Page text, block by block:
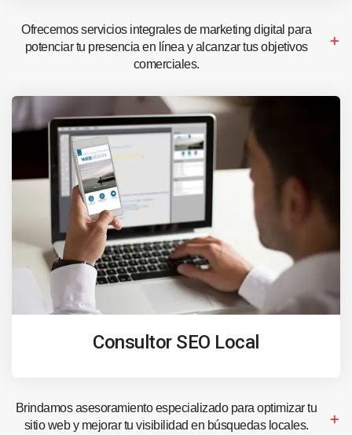
Ofrecemos servicios integrales de marketing digital para
potenciar tu presencia en línea y alcanzar tus objetivos
comerciales.
Consultor SEO Local
Brindamos asesoramiento especializado para optimizar tu
sitio web y mejorar tu visibilidad en búsquedas locales.